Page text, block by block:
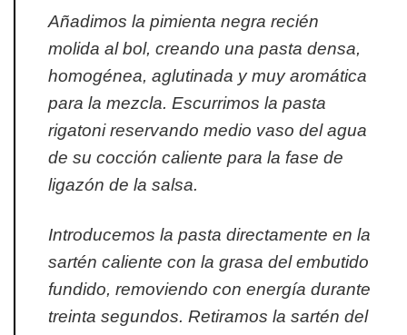
Añadimos la pimienta negra recién
molida al bol, creando una pasta densa,
homogénea, aglutinada y muy aromática
para la mezcla. Escurrimos la pasta
rigatoni reservando medio vaso del agua
de su cocción caliente para la fase de
ligazón de la salsa.
Introducemos la pasta directamente en la
sartén caliente con la grasa del embutido
fundido, removiendo con energía durante
treinta segundos. Retiramos la sartén del